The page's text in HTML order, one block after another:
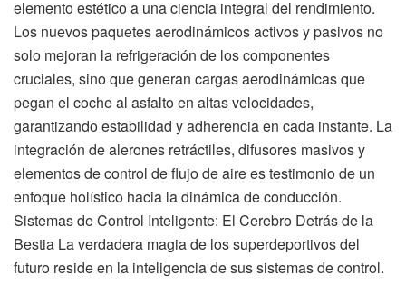
elemento estético a una ciencia integral del rendimiento.
Los nuevos paquetes aerodinámicos activos y pasivos no
solo mejoran la refrigeración de los componentes
cruciales, sino que generan cargas aerodinámicas que
pegan el coche al asfalto en altas velocidades,
garantizando estabilidad y adherencia en cada instante. La
integración de alerones retráctiles, difusores masivos y
elementos de control de flujo de aire es testimonio de un
enfoque holístico hacia la dinámica de conducción.
Sistemas de Control Inteligente: El Cerebro Detrás de la
Bestia La verdadera magia de los superdeportivos del
futuro reside en la inteligencia de sus sistemas de control.